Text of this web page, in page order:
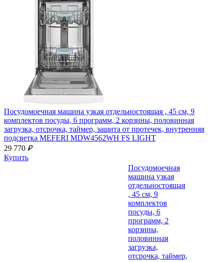
Посудомоечная машина узкая отдельностоящая , 45 см, 9
комплектов посуды, 6 программ, 2 корзины, половинная
загрузка, отсрочка, таймер, защита от протечек, внутренняя
подсветка MEFERI MDW4562WH FS LIGHT
29 770 ₽
Купить
Посудомоечная
машина узкая
отдельностоящая
, 45 см, 9
комплектов
посуды, 6
программ, 2
корзины,
половинная
загрузка,
отсрочка, таймер,